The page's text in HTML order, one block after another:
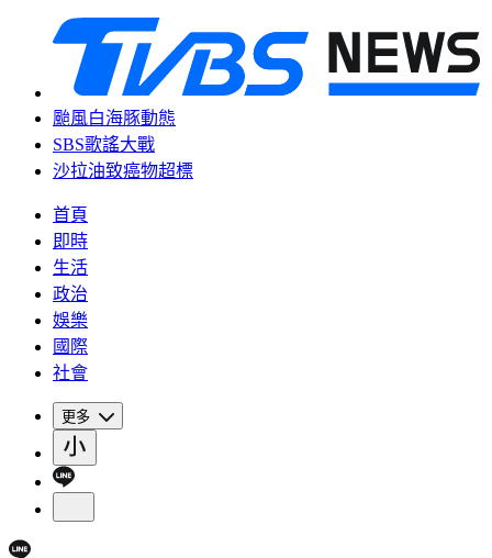
颱風白海豚動態
SBS歌謠大戰
沙拉油致癌物超標
首頁
即時
生活
政治
娛樂
國際
社會
更多